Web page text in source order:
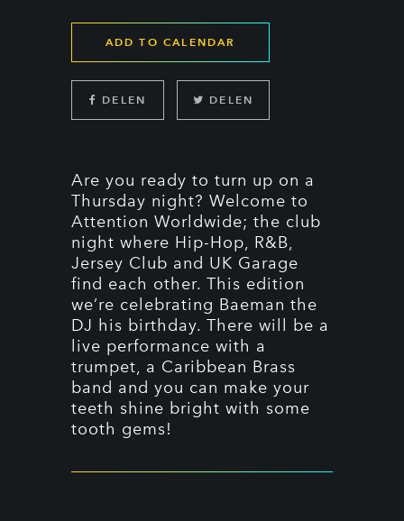
ADD TO CALENDAR
DELEN DELEN
Are you ready to turn up on a
Thursday night? Welcome to
Attention Worldwide; the club
night where Hip-Hop, R&B,
Jersey Club and UK Garage
find each other. This edition
we’re celebrating Baeman the
DJ his birthday. There will be a
live performance with a
trumpet, a Caribbean Brass
band and you can make your
teeth shine bright with some
tooth gems!